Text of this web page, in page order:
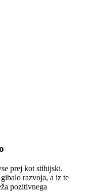
prej kot stihijski.
razvoja, a iz te
pozitivnega